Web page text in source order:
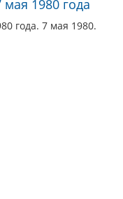
1980 года
года. 7 мая 1980.